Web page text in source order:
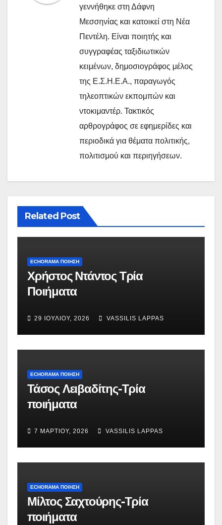
γεννήθηκε στη Δάφνη
Μεσσηνίας και κατοικεί στη Νέα
Πεντέλη. Είναι ποιητής και
συγγραφέας ταξιδιωτικών
κειμένων, δημοσιογράφος μέλος
της Ε.Σ.Η.Ε.Α., παραγωγός
τηλεοπτικών εκπομπών και
ντοκιμαντέρ. Τακτικός
αρθρογράφος σε εφημερίδες και
περιοδικά για θέματα πολιτικής,
πολιτισμού και περιηγήσεων.
Related Post
ECHORAMA ΠΟΙΗΣΗ
Χρήστος Ντάντος Τρία
Ποιήματα
29 ΙΟΥΛΊΟΥ, 2026 VASSILIS LAPPAS
ECHORAMA ΠΟΙΗΣΗ
Τάσος Λειβαδίτης-Τρία
ποιήματα
7 ΜΑΡΤΊΟΥ, 2026 VASSILIS LAPPAS
ECHORAMA ΠΟΙΗΣΗ
Μίλτος Σαχτούρης-Τρία
ποιήματα